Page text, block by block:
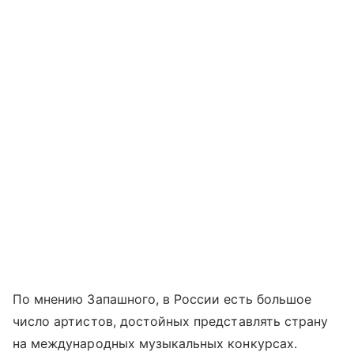
По мнению Запашного, в России есть большое
число артистов, достойных представлять страну
на международных музыкальных конкурсах.